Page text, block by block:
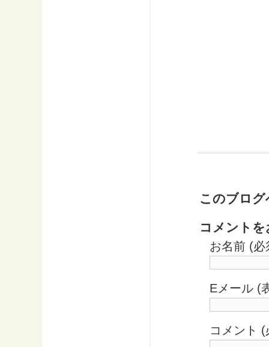
このブロ
コメント
お名前 (必
Eメール (
コメント (